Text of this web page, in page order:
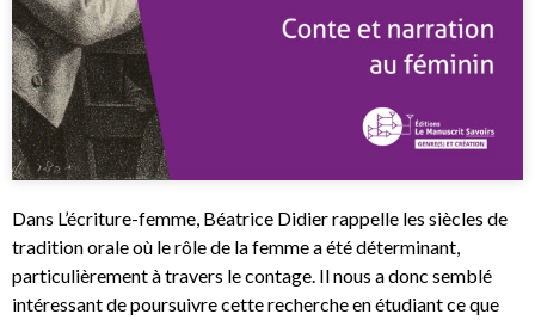
Dans L’écriture-femme, Béatrice Didier rappelle les siècles de
tradition orale où le rôle de la femme a été déterminant,
particulièrement à travers le contage. Il nous a donc semblé
intéressant de poursuivre cette recherche en étudiant ce que